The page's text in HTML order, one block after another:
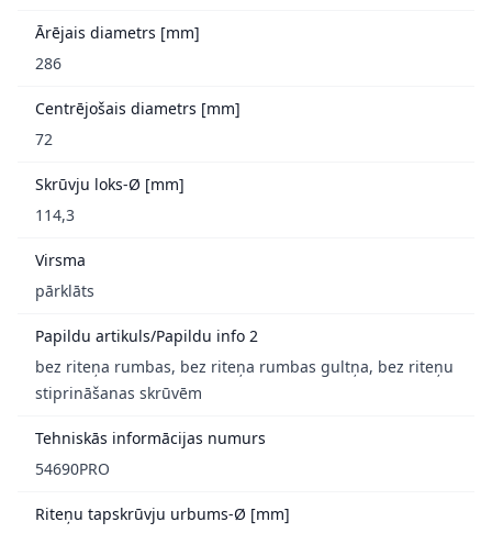
Ārējais diametrs [mm]
286
Centrējošais diametrs [mm]
72
Skrūvju loks-Ø [mm]
114,3
Virsma
pārklāts
Papildu artikuls/Papildu info 2
bez riteņa rumbas, bez riteņa rumbas gultņa, bez riteņu
stiprināšanas skrūvēm
Tehniskās informācijas numurs
54690PRO
Riteņu tapskrūvju urbums-Ø [mm]